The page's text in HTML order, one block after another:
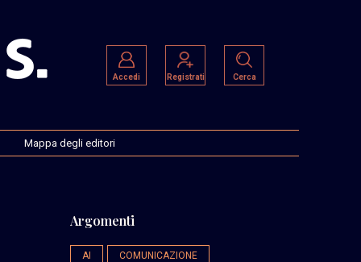
Accedi Registrati Cerca
Mappa degli editori
Argomenti
AI COMUNICAZIONE